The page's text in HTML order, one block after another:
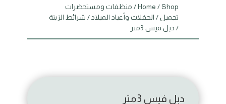
Home /Shop
/ منظفات ومستحضرات
تجميل/ الحفلات وأعياد الميلاد / شرائط الزينة
/ دبل فيس 3متر
دبل فيس 3متر